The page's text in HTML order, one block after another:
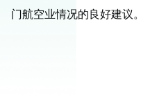
门航空业情况的良好建议。